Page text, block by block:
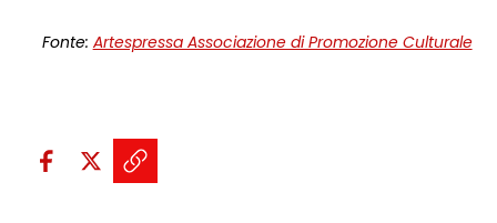
Fonte: Artespressa Associazione di Promozione Culturale
Condividi sui social:
Condividi su Facebook - apre
Condividi su X - apre una
Copia il link e condividi -